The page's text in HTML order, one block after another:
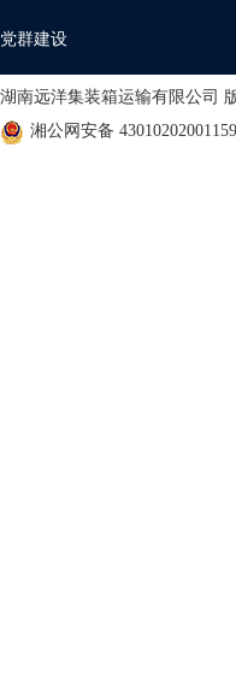
党群建设
湖南远洋集装箱运输有限公司
湘公网安备